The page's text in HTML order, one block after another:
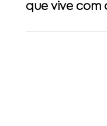
que vive com